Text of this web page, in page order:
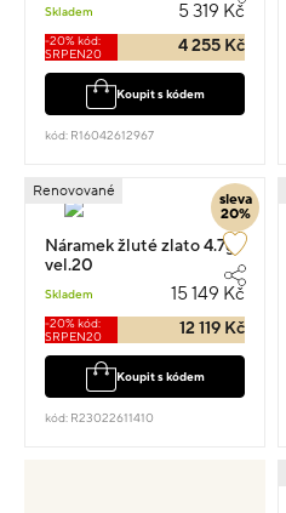
Skladem 5 319 Kč
-20% kód:
SRPEN20
4 255 Kč
Koupit s kódem
kód: R16042612967
sleva
20%
Renovované
Náramek žluté zlato 4.7g
vel.20
Skladem 15 149 Kč
-20% kód:
SRPEN20
12 119 Kč
Koupit s kódem
kód: R23022611410